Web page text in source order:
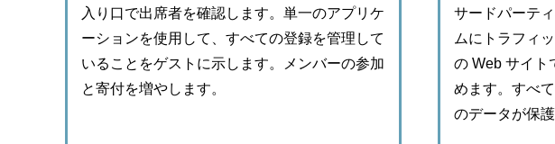
入り口で出席者を確認します。単一のアプリケ
ーションを使用して、すべての登録を管理して
いることをゲストに示します。メンバーの参加
と寄付を増やします。
サードパーテ
ムにトラフィ
の Web サイト
めます。すべ
のデータが保